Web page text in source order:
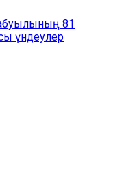
81
үндеулер